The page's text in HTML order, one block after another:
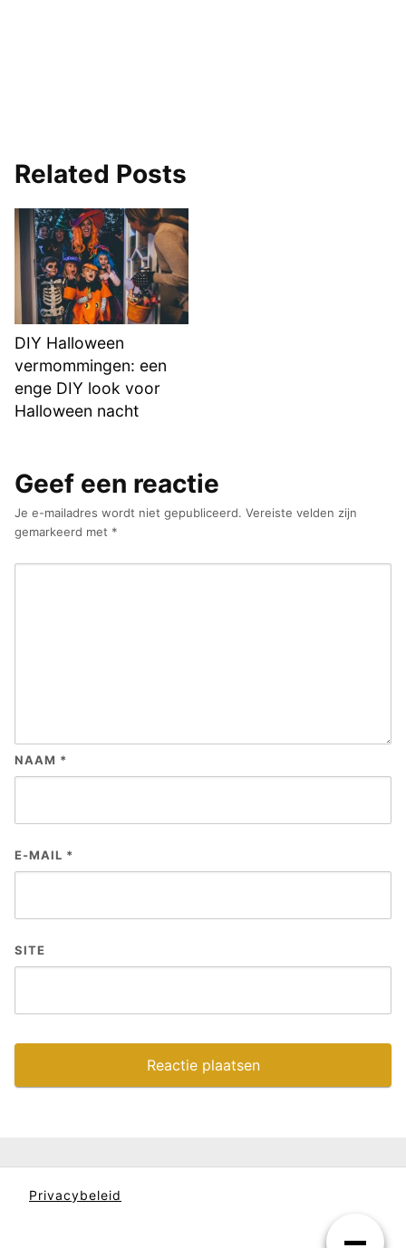
Related Posts
DIY Halloween
vermommingen: een
enge DIY look voor
Halloween nacht
Geef een reactie
Je e-mailadres wordt niet gepubliceerd. Vereiste velden zijn
gemarkeerd met *
NAAM *
E-MAIL *
SITE
Privacybeleid